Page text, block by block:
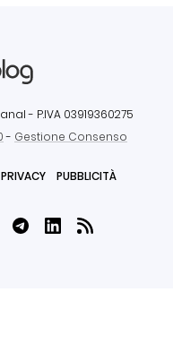
- P.IVA 03919360275
- Gestione Consenso
PRIVACY PUBBLICITÀ